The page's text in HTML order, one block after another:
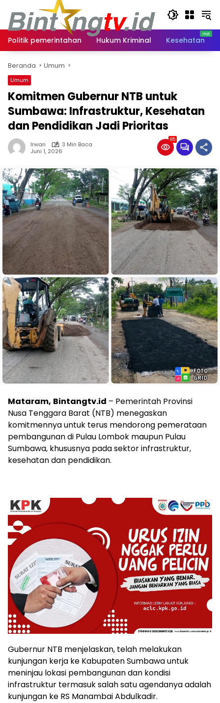
konten
Politik pemerintahan
Hukum Kriminal Kesehatan
Beranda Umum
Umum
Komitmen Gubernur NTB untuk
Sumbawa: Infrastruktur, Kesehatan
dan Pendidikan Jadi Prioritas
Irwan
3 Min Baca
Juni 1, 2026
85
Mataram, Bintangtv.id – Pemerintah Provinsi
Nusa Tenggara Barat (NTB) menegaskan
komitmennya untuk terus mendorong pemerataan
pembangunan di Pulau Lombok maupun Pulau
Sumbawa, khususnya pada sektor infrastruktur,
kesehatan dan pendidikan.
Gubernur NTB menjelaskan, telah melakukan
kunjungan kerja ke Kabupaten Sumbawa untuk
meninjau lokasi pembangunan dan kondisi
infrastruktur termasuk salah satu agendanya adalah
kunjungan ke RS Manambai Abdulkadir.